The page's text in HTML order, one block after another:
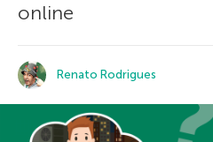
online
Renato Rodrigues